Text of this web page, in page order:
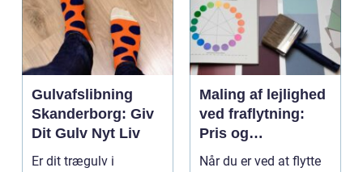
Gulvafslibning
Skanderborg: Giv
Dit Gulv Nyt Liv
Er dit trægulv i
Maling af lejlighed
ved fraflytning:
Pris og
overvejelser
Når du er ved at flytte